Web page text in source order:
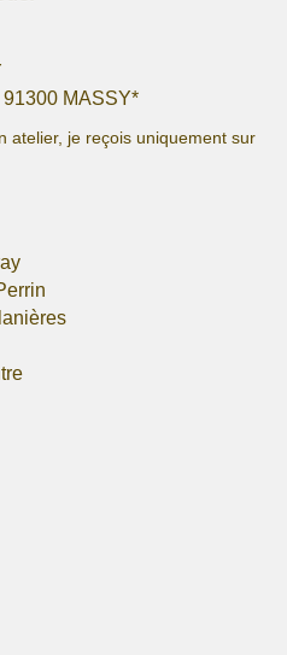
MASSY*
atelier, je reçois uniquement sur